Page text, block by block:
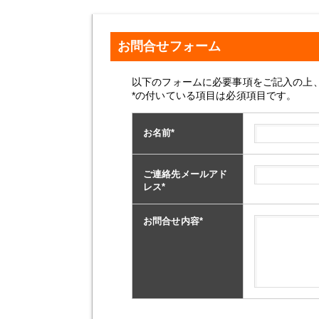
お問合せフォーム
以下のフォームに必要事項をご記入の
*の付いている項目は必須項目です。
お名前*
ご連絡先メールアド
レス*
お問合せ内容*